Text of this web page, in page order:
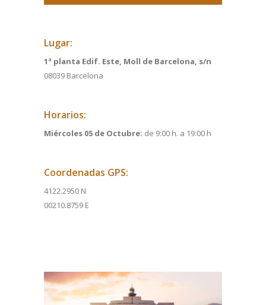
Lugar:
1ª planta Edif. Este, Moll de Barcelona, s/n
08039 Barcelona
Horarios:
Miércoles 05 de Octubre: de 9:00 h. a 19:00 h
Coordenadas GPS:
4122.2950 N
00210.8759 E